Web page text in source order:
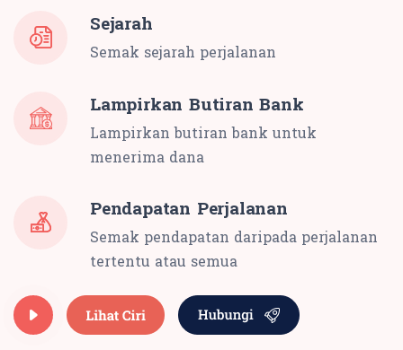
Sejarah
Semak sejarah perjalanan
Lampirkan Butiran Bank
Lampirkan butiran bank untuk
menerima dana
Pendapatan Perjalanan
Semak pendapatan daripada perjalanan
tertentu atau semua